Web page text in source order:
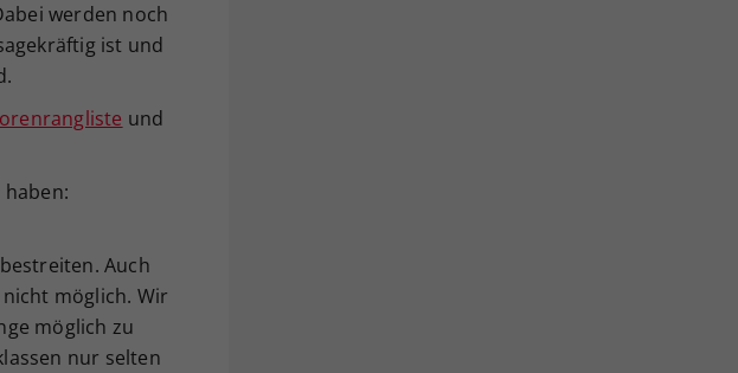
werden noch
ist und
und
Auch
möglich. Wir
möglich zu
nur selten